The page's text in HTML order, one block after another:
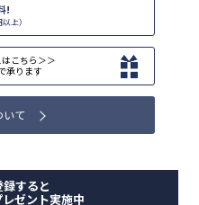
!
上）
こちら＞＞
承ります
いて
すると
ゼント実施中